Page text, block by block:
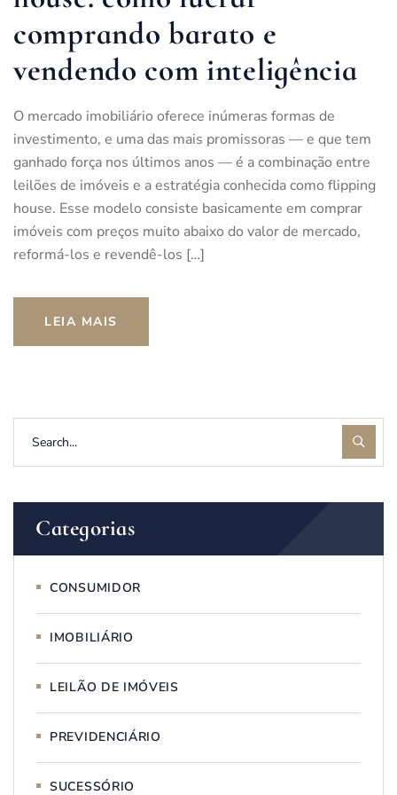
comprando barato e
vendendo com inteligência
O mercado imobiliário oferece inúmeras formas de
investimento, e uma das mais promissoras — e que tem
ganhado força nos últimos anos — é a combinação entre
leilões de imóveis e a estratégia conhecida como flipping
house. Esse modelo consiste basicamente em comprar
imóveis com preços muito abaixo do valor de mercado,
reformá-los e revendê-los […]
LEIA MAIS
Categorias
CONSUMIDOR
IMOBILIÁRIO
LEILÃO DE IMÓVEIS
PREVIDENCIÁRIO
SUCESSÓRIO